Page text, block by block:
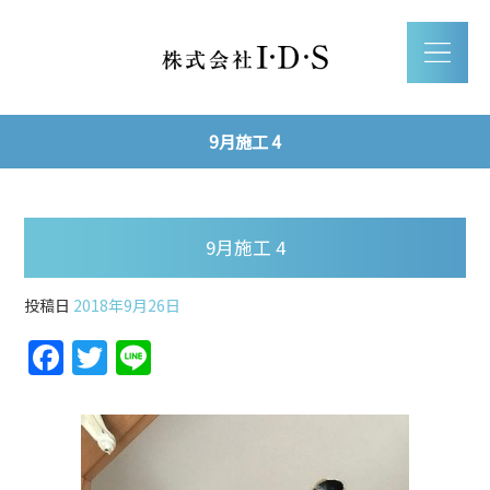
9月施工 4
9月施工 4
投稿日 2018年9月26日
F
c
e
T
itt
er
e